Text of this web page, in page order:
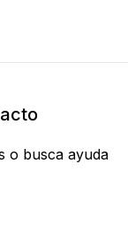
o busca ayuda